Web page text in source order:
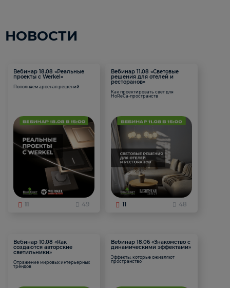
НОВОСТИ
Вебинар 18.08 «Реальные
проекты с Werkel»
Пополняем арсенал решений
11 49
Вебинар 11.08 «Световые
решения для отелей и
ресторанов»
Как проектировать свет для
HoReCa-пространств
11 48
Вебинар 10.08 «Как
создаются авторские
светильники»
Отражение мировых интерьерных
трендов
Вебинар 18.06 «Знакомство с
динамическими эффектами»
Эффекты, которые оживляют
пространство